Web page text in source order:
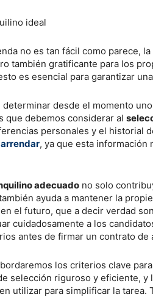
no es tan fácil como parece,
también gratificante para los
es esencial para garantizar
desde el momento
que debemos considerar al
personales y el historial
, ya que esta
adecuado no solo
ayuda a mantener la
el futuro, que a decir verdad
cuidadosamente a los
antes de firmar un contrato de
los criterios clave
selección riguroso y eficiente,
utilizar para simplificar la tarea.